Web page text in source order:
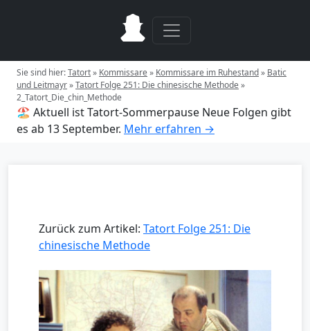
Sie sind hier:Tatort» Kommissare» Kommissare im Ruhestand» Batic
und Leitmayr»Tatort Folge 251: Die chinesische Methode»
2_Tatort_Die_chin_Methode
🏖️ Aktuell ist Tatort-Sommerpause Neue Folgen gibt
es ab 13 September. Mehr erfahren →
Zurück zum Artikel: Tatort Folge 251: Die
chinesische Methode